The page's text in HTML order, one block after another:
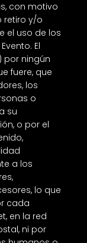
con motivo
retiro y/o
el uso de los
El
por ningún
fuere, que
los
o
su
o por el
a los
lo que
cada
en la red
ni por